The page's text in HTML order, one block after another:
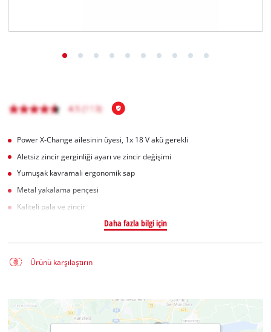
Power X-Change ailesinin üyesi, 1x 18 V akü gerekli
Aletsiz zincir gerginliği ayarı ve zincir değişimi
Yumuşak kavramalı ergonomik sap
Metal yakalama pençesi
Kaliteli pala ve zincir
Daha fazla bilgi için
Ürünü karşılaştırın